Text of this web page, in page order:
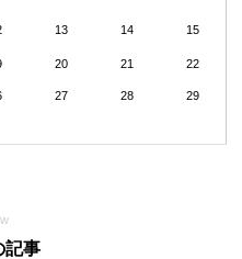
13 14 15
20 21 22
27 28 29
記事